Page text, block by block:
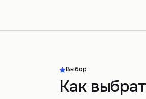
Выбор
Как